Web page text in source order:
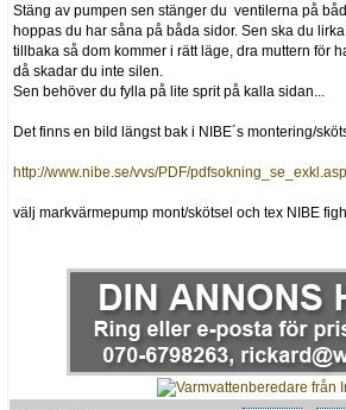
Stäng av pumpen sen stänger du ventilerna på
hoppas du har såna på båda sidor. Sen ska du
tillbaka så dom kommer i rätt läge, dra muttern för
då skadar du inte silen.
Sen behöver du fylla på lite sprit på kalla sidan...
Det finns en bild längst bak i NIBE´s montering/
http://www.nibe.se/vvs/PDF/pdfsokning_se_exkl.asp
välj markvärmepump mont/skötsel och tex NIBE